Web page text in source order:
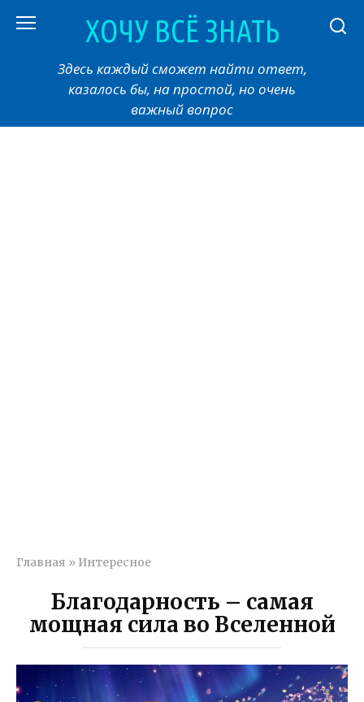
ХОЧУ ВСЁ ЗНАТЬ
Здесь каждый сможет найти ответ,
казалось бы, на простой, но очень
важный вопрос
Главная » Интересное
Благодарность – самая
мощная сила во Вселенной